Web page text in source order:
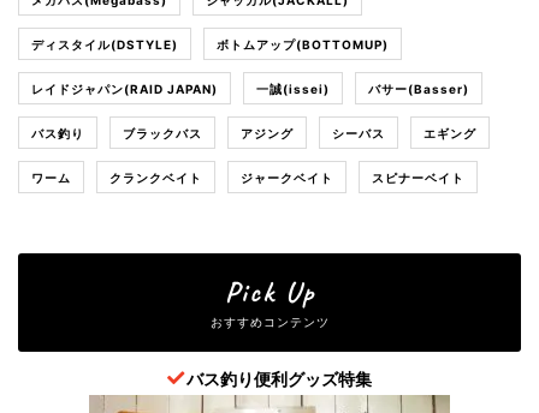
ディスタイル(DSTYLE) ボトムアップ(BOTTOMUP)
レイドジャパン(RAID JAPAN) 一誠(issei) バサー(Basser)
バス釣り ブラックバス アジング シーバス エギング
ワーム クランクベイト ジャークベイト スピナーベイト
おすすめコンテンツ
Pick Up
バス釣り便利グッズ特集